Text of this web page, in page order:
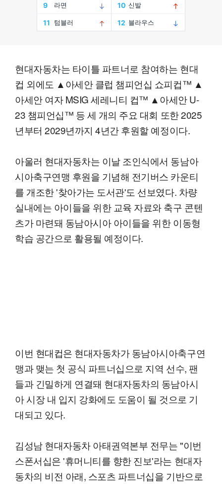
현대자동차는 타이틀 파트너로 참여하는 현대
컵 외에도 ▲아세안 클럽 챔피언십 쇼피컵™ ▲
아세안 여자 MSIG 세레니티 컵™ ▲아세안 U-
23 챔피언십™ 등 세 개의 주요 대회 또한 2025
년부터 2029년까지 4년간 후원할 예정이다.
아울러 현대자동차는 이날 조인식에서 동남아
시아축구연맹 후원을 기념해 전기버스 카운티
를 개조한 '찾아가는 도서관'도 선보였다. 차량
실내에는 아이들을 위한 교육 자료와 축구 콘텐
츠가 마련돼 동남아시아 아이들을 위한 이동형
학습 공간으로 활용될 예정이다.
이번 현대컵은 현대자동차가 동남아시아축구연
맹과 맺는 첫 공식 파트너십으로 지역 선수, 팬
들과 긴밀하게 연결돼 현대자동차의 동남아시
아 시장 내 입지 강화에도 도움이 될 것으로 기
대되고 있다.
김성남 현대자동차 아태권역본부 전무는 "이번
스폰서십은 '휴머니티를 향한 진보'라는 현대자
동차의 비전 아래, 스포츠 파트너십을 기반으로